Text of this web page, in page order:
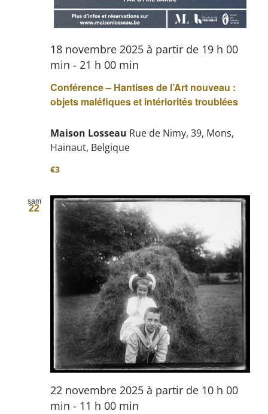
Conférence – Hantises de l’Art nouveau :
objets maléfiques et intériorités troublées
18 novembre 2025 à partir de 19 h 00
min - 21 h 00 min
Maison Losseau Rue de Nimy, 39, Mons,
Hainaut, Belgique
€3
sam
22
22 novembre 2025 à partir de 10 h 00
min - 11 h 00 min